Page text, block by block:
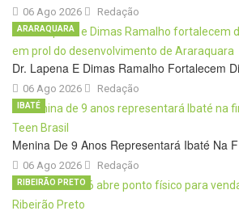
06 Ago 2026 Redação
Dr. Lapena E Dimas Ramalho Fortalecem
06 Ago 2026
ARARAQUARA
Redação
Menina De 9 Anos Representará Ibaté Na
06 Ago 2026
IBATÉ
Redação
RIBEIRÃO PRETO